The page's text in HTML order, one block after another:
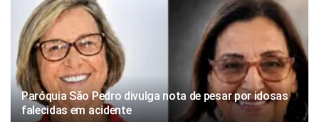
Paróquia São Pedro divulga nota de pesar por idosas
falecidas em acidente